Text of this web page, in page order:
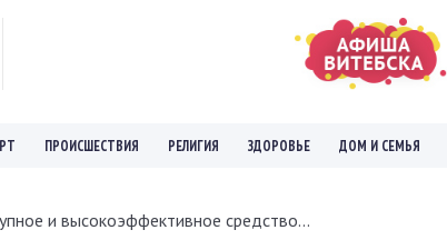
ПРОИСШЕСТВИЯ РЕЛИГИЯ ЗДОРОВЬЕ ДОМ И СЕМЬЯ
и высокоэффективное средство...